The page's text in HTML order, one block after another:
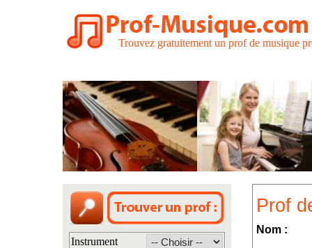
Trouvez gratuitement un prof de musique
Instrument
Prof
Nom :